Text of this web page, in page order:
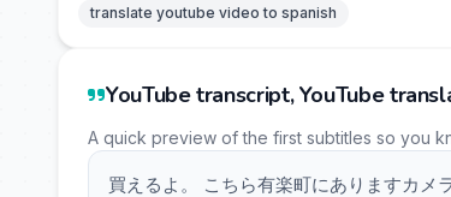
translate youtube video to spanish
YouTube transcript, YouTube
A quick preview of the first subtitles so you
買えるよ。 こちら有楽町にありますカメ